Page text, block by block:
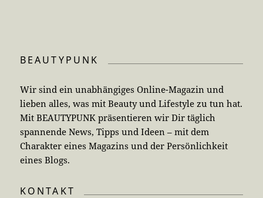
BEAUTYPUNK
Wir sind ein unabhängiges Online-Magazin und
lieben alles, was mit Beauty und Lifestyle zu tun hat.
Mit BEAUTYPUNK präsentieren wir Dir täglich
spannende News, Tipps und Ideen – mit dem
Charakter eines Magazins und der Persönlichkeit
eines Blogs.
KONTAKT